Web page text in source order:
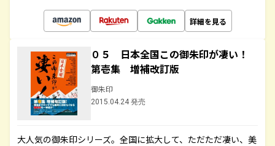
詳細を見る
０５ 日本全国この御朱印が凄い！
第壱集 増補改訂版
御朱印
2015.04.24 発売
大人気の御朱印シリーズ。全国に拡大して、ただただ凄い、美